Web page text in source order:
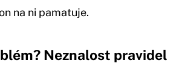
na ni pamatuje.
Neznalost pravidel